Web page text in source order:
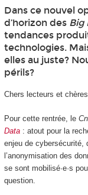
Dans ce nouvel
d’horizon des Big
tendances
technologies.
elles au juste?
périls?
Chers lecteurs et
Pour cette rentrée, le
Data: atout pour la
enjeu de cybersécurité,
l’anonymisation des
se sont mobilisé·e·s
question.